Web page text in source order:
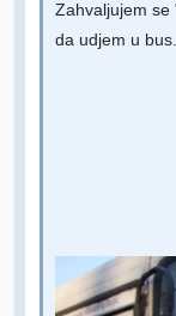
Zahvaljujem se
da udjem u bus.